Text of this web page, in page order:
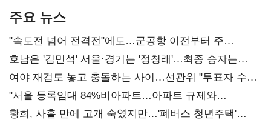
주요 뉴스
"속도전 넘어 전격전"에도…군공항 이전부터 주
52시간까지 '뇌관'
호남은 '김민석' 서울·경기는 '정청래'…최종 승자는
'안갯속'
여야 재검토 놓고 충돌하는 사이…선관위 "투표자 수
오차 당연"
"서울 등록임대 84%비아파트…아파트 규제와
달리해야"
황희, 사흘 만에 고개 숙였지만…'폐버스 청년주택'